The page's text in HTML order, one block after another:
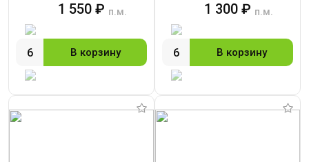
1 550 ₽ п.м.
В корзину
1 300 ₽ п.м.
В корзину